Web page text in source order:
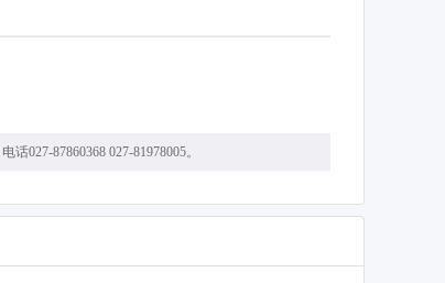
电话027-87860368 027-81978005。